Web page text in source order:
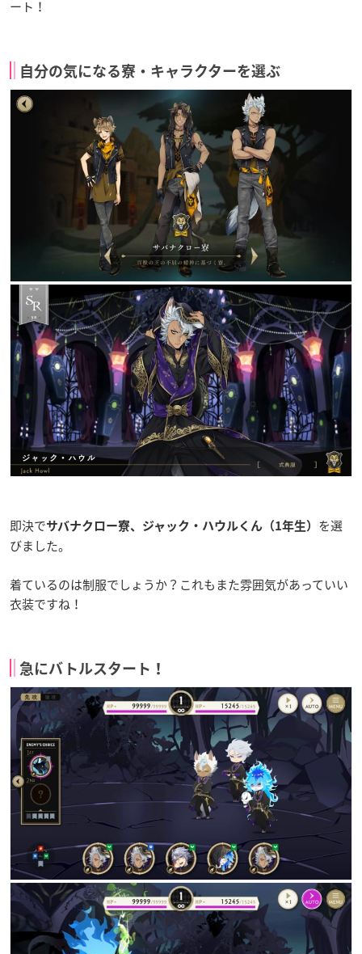
ート！
自分の気になる寮・キャラクターを選ぶ
即決でサバナクロー寮、ジャック・ハウルくん（1年生） を選
びました。
着ているのは制服でしょうか？これもまた雰囲気があっていい
衣装ですね！
急にバトルスタート！